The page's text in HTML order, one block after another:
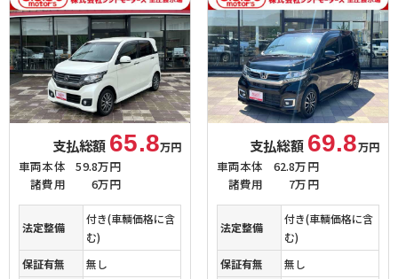
支払総額 65.8万円
車両本体
59.8万円
諸費用
6万円
法定整備
付き(車輌価格に含
む)
保証有無
無し
支払総額 69.8万円
車両本体
62.8万円
諸費用
7万円
法定整備
付き(車輌価格に含
む)
保証有無
無し